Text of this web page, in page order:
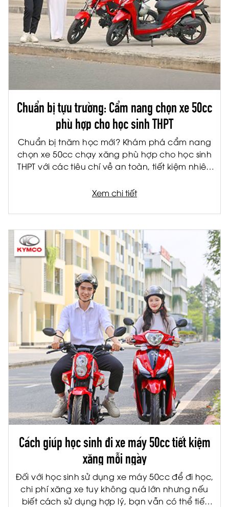
Chuẩn bị tựu trường: Cẩm nang chọn xe 50cc
phù hợp cho học sinh THPT
Chuẩn bị tnăm học mới? Khám phá cẩm nang
chọn xe 50cc chạy xăng phù hợp cho học sinh
THPT với các tiêu chí về an toàn, tiết kiệm nhiên
Xem chi tiết
Cách giúp học sinh đi xe máy 50cc tiết kiệm
xăng mỗi ngày
Đối với học sinh sử dụng xe máy 50cc để đi học,
chi phí xăng xe tuy không quá lớn nhưng nếu
biết cách sử dụng hợp lý, bạn vẫn có thể tiết